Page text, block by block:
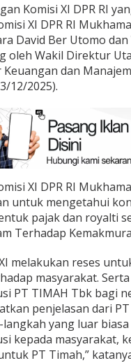
Komisi XI DPR RI
XI DPR RI
David Ber Utomo
oleh Wakil Direktur
dan
12/2025).
XI DPR RI
untuk mengetahui
pajak dan royalti
Terhadap
melakukan reses
masyarakat.
PT TIMAH Tbk bagi
penjelasan dari
yang luar
kepada masyarakat,
PT Timah,”